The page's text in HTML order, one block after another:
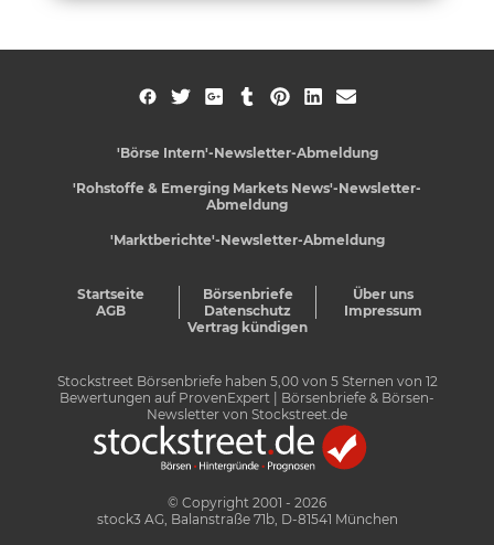
'Börse Intern'-Newsletter-Abmeldung
'Rohstoffe & Emerging Markets News'-Newsletter-
Abmeldung
'Marktberichte'-Newsletter-Abmeldung
Startseite Börsenbriefe
Über uns
AGB
Datenschutz
Impressum
Vertrag kündigen
Stockstreet Börsenbriefe haben 5,00von 5Sternen von 12
Bewertungen auf ProvenExpert
| Börsenbriefe & Börsen-
Newsletter von Stockstreet.de
© Copyright 2001 - 2026
stock3 AG, Balanstraße 71b, D-81541 München